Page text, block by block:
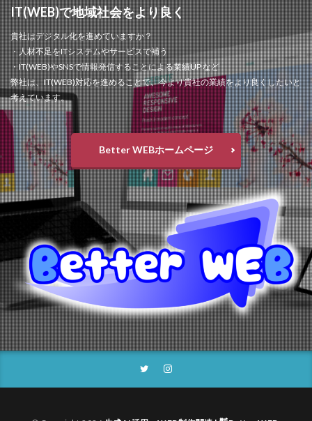
IT(WEB)で地域社会をより良く
貴社はデジタル化を進めていますか？
・人材不足をITシステムやサービスで補う
・IT(WEB)やSNSで情報発信することによる業績UP など
弊社は、IT(WEB)対応を進めることで、今より貴社の業績をより良くしたいと
考えています。
Better WEBホームページ